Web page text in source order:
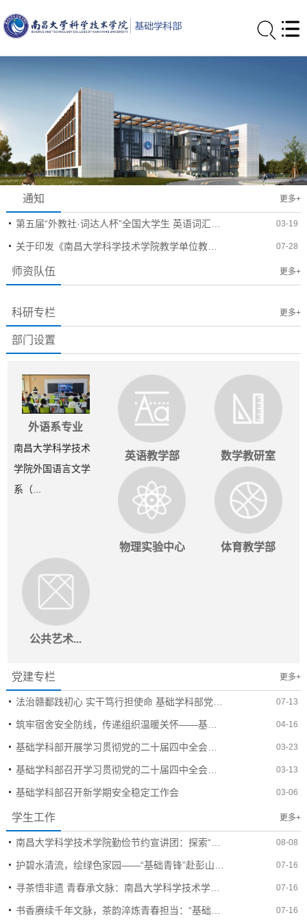
通知 更多+
03-19
07-28
师资队伍 更多+
科研专栏 更多+
部门设置
外语系专业
南昌大学科学技术
学院外国语言文学
系（...
英语教学部 数学教研室
物理实验中心 体育教学部
公共艺术...
党建专栏 更多+
法治赣鄱践初心 实干笃行担使命 基础学科部党总支书记黄纪阳讲授专题党课 07-13
筑牢宿舍安全防线，传递组织温暖关怀——基础学科部开展学生宿舍安全与文明专项检查活动 04-16
基础学科部开展学习贯彻党的二十届四中全会精神专题研讨 深学细悟教育强国建设纲要 03-23
基础学科部召开学习贯彻党的二十届四中全会精神集中教育培训会 03-13
基础学科部召开新学期安全稳定工作会 03-06
学生工作 更多+
南昌大学科学技术学院勤俭节约宣讲团：探索“三讲三行”宣讲模式 08-08
护碧水清流，绘绿色家园——“基础青锋”赴彭山村开展生态文明实践活动 07-16
寻茶悟非遗 青春承文脉：南昌大学科学技术学院开展茶文化研学实践 07-16
书香赓续千年文脉，茶韵淬炼青春担当：“基础青锋”走进庐山开展专项研学 07-16